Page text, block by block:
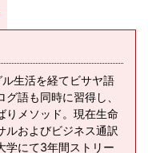
生活を経てビサヤ語
語も同時に習得し、
りメソッド。現在生命
ルおよびビジネス通訳
学にて3年間ストリー